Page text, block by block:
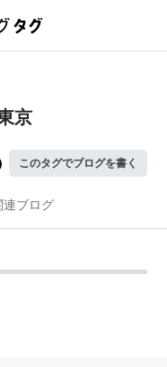
京
このタグでブログを書く
連ブログ